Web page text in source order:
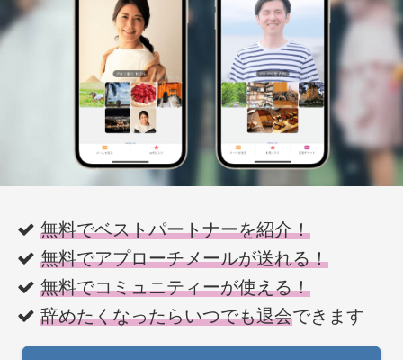
無料でベストパートナーを紹介！
無料でアプローチメールが送れる！
無料でコミュニティーが使える！
辞めたくなったらいつでも退会できます